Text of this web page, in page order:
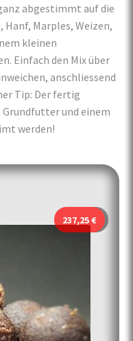
abgestimmt auf die
Marples, Weizen,
kleinen
Einfach den Mix über
anschliessend
Tip: Der fertig
und einem
werden!
237,25€